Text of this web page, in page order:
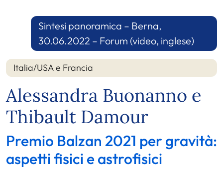
Sintesi panoramica – Berna,
30.06.2022 – Forum (video, inglese)
Italia/USA e Francia
Alessandra Buonanno e
Thibault Damour
Premio Balzan 2021 per gravità:
aspetti fisici e astrofisici